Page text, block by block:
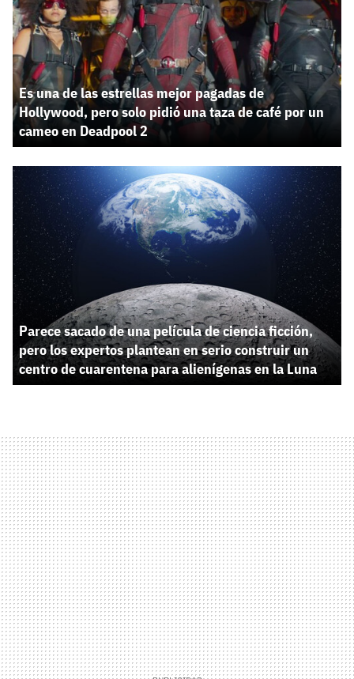
Es una de las estrellas mejor pagadas de
Hollywood, pero solo pidió una taza de café por un
cameo en Deadpool 2
Parece sacado de una película de ciencia ficción,
pero los expertos plantean en serio construir un
centro de cuarentena para alienígenas en la Luna